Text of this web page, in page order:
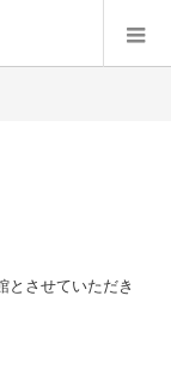
とさせていただき